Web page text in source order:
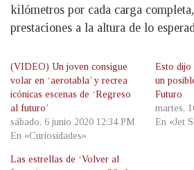
kilómetros por cada carga
prestaciones a la altura de lo
(VIDEO) Un joven consigue
volar en ‘aerotabla’ y recrea
icónicas escenas de ‘Regreso
al futuro’
sábado, 6 junio 2020 12:34 PM
En «Curiosidades»
Esto dijo
un
Futuro
martes,
En «Jet
Las estrellas de ‘Volver al